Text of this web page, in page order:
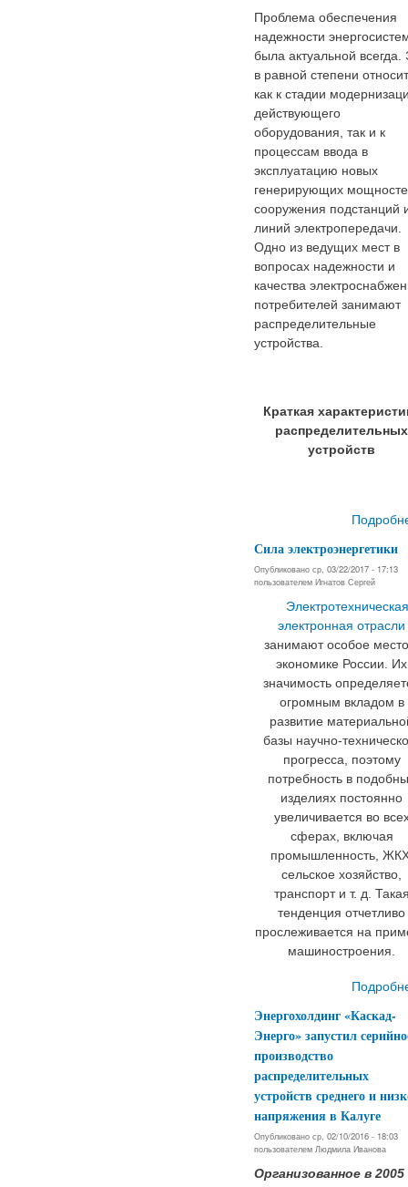
Проблема обеспечения
надежности
была актуальной всегда.
в равной степени
как к стадии
действующего
оборудования, так и к
процессам ввода в
эксплуатацию новых
генерирующих
сооружения подстанций
линий электропередачи.
Одно из ведущих мест в
вопросах надежности и
качества
потребителей занимают
распределительные
устройства.
Краткая
распределительных
устройств
Сила электроэнергетики
Опубликовано ср, 03/22/2017 - 17:13
пользователем Игнатов Сергей
электронная отрасли
занимают особое
экономике России. Их
значимость
огромным вкладом в
развитие
базы научно-
прогресса, поэтому
потребность в
изделиях постоянно
увеличивается во
сферах, включая
промышленность,
сельское хозяйство,
транспорт и т. д.
тенденция отчетливо
прослеживается на
машиностроения.
Энергохолдинг «Каскад-
Энерго» запустил
производство
распределительных
устройств среднего и
напряжения в Калуге
Опубликовано ср, 02/10/2016 - 18:03
пользователем Людмила Иванова
Организованное в 2005